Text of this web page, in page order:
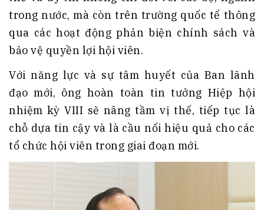
trong nước, mà còn trên trường quốc tế thông
qua các hoạt động phản biện chính sách và
bảo vệ quyền lợi hội viên.
Với năng lực và sự tâm huyết của Ban lãnh
đạo mới, ông hoàn toàn tin tưởng Hiệp hội
nhiệm kỳ VIII sẽ nâng tầm vị thế, tiếp tục là
chỗ dựa tin cậy và là cầu nối hiệu quả cho các
tổ chức hội viên trong giai đoạn mới.